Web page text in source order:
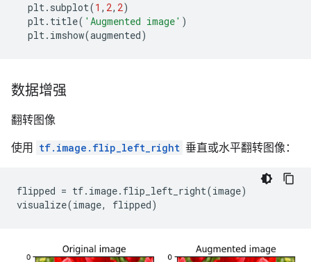
plt. subplot(1 , 2, 2)
plt. title( 'Augmented image' )
plt. imshow(augmented)
数据增强
翻转图像
使用 tf.image.flip_left_right 垂直或水平翻转图像：
flipped = tf. image. flip_left_right(image)
visualize(image, flipped)